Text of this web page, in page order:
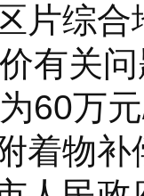
片综
有关
60万
着物